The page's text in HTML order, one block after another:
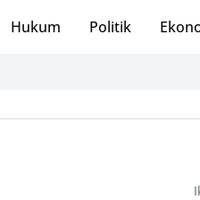
Hukum Politik